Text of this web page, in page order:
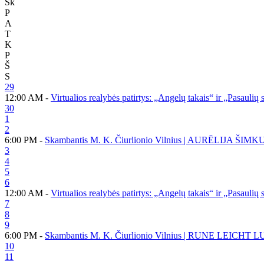
Sk
P
A
T
K
P
Š
S
29
12:00 AM - Virtualios realybės patirtys: „Angelų takais“ ir „Pasaulių
30
1
2
6:00 PM - Skambantis M. K. Čiurlionio Vilnius | AURĒLIJA
3
4
5
6
12:00 AM - Virtualios realybės patirtys: „Angelų takais“ ir „Pasaulių
7
8
9
6:00 PM - Skambantis M. K. Čiurlionio Vilnius | RUNE LEICHT
10
11